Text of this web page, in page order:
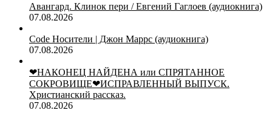
Авангард. Клинок пери / Евгений Гаглоев (аудиокнига)
07.08.2026
Code Носители | Джон Маррс (аудиокнига)
07.08.2026
❤НАКОНЕЦ НАЙДЕНА или СПРЯТАННОЕ
СОКРОВИЩЕ❤ИСПРАВЛЕННЫЙ ВЫПУСК.
Христианский рассказ.
07.08.2026